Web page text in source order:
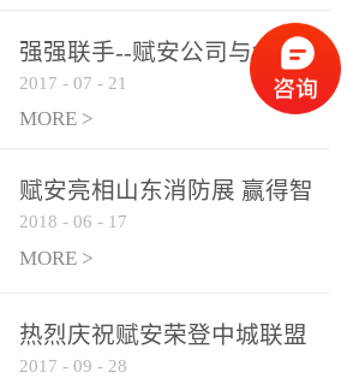
筑
通过
、预
，实
能
到早
统构
火灾
成。
相
强强联手--赋安公司与金科
集团达成战略合作协议
2017 - 07 - 21
MORE >
赋安亮相山东消防展 赢得智
慧消防新荣耀
2018 - 06 - 17
MORE >
热烈庆祝赋安荣登中城联盟
联合采购战略合作平台
2017 - 09 - 28